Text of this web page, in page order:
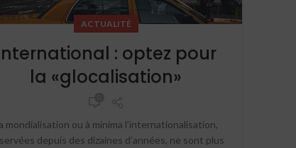
ACTUALITÉ
: optez pour
la «glocalisation»
mondialisation ou à minima l’internationalisation,
depuis des dizaines d’années, ne sont plus